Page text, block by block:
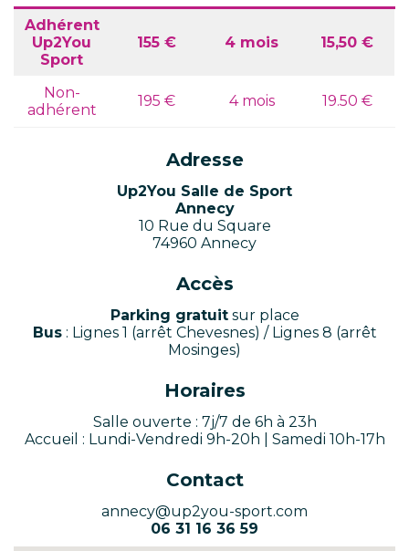
Adhérent
Up2You
Sport
155 € 4 mois 15,50 €
Non-
adhérent
195 € 4 mois 19.50 €
Adresse
Up2You Salle de Sport
Annecy
10 Rue du Square
74960 Annecy
Accès
Parking gratuitsur place
Bus: Lignes 1 (arrêt Chevesnes) / Lignes 8 (arrêt
Mosinges)
Horaires
Salle ouverte : 7j/7 de 6h à 23h
Accueil : Lundi-Vendredi 9h-20h | Samedi 10h-17h
Contact
annecy@up2you-sport.com
06 31 16 36 59